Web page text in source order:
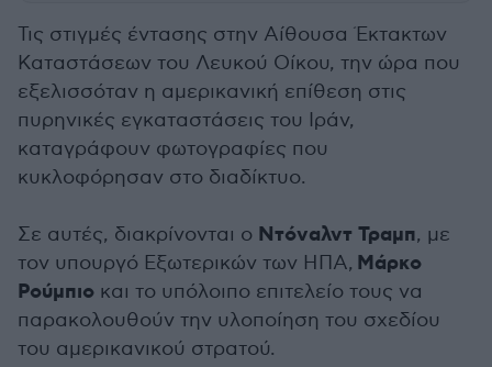
Τις στιγμές έντασης στην Αίθουσα Έκτακτων
Καταστάσεων του Λευκού Οίκου, την ώρα που
εξελισσόταν η αμερικανική επίθεση στις
πυρηνικές εγκαταστάσεις του Ιράν,
καταγράφουν φωτογραφίες που
κυκλοφόρησαν στο διαδίκτυο.
Σε αυτές, διακρίνονται ο Ντόναλντ Τραμπ, με
τον υπουργό Εξωτερικών των ΗΠΑ, Μάρκο
Ρούμπιο και το υπόλοιπο επιτελείο τους να
παρακολουθούν την υλοποίηση του σχεδίου
του αμερικανικού στρατού.